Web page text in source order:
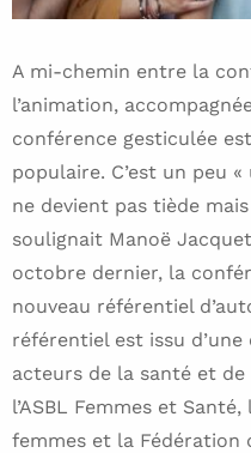
A mi-chemin entre la
l’animation,
conférence gesticulée
populaire. C’est un peu
ne devient pas tiède
soulignait Manoë
octobre dernier, la
nouveau référentiel
référentiel est issu
acteurs de la santé et
l’ASBL Femmes et
femmes et la Fédération